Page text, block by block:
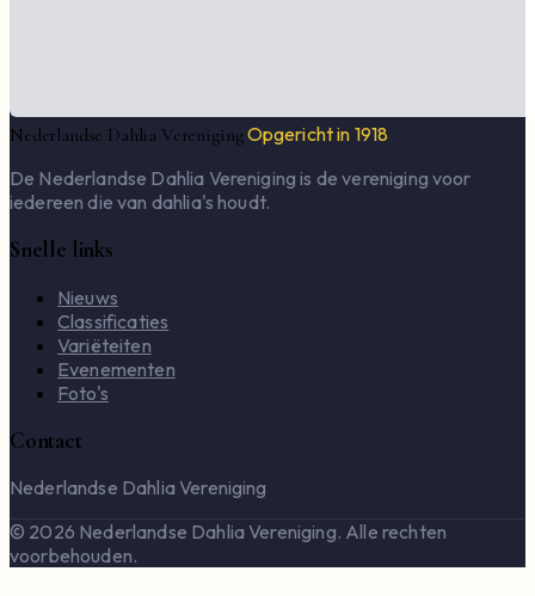
Nederlandse Dahlia VerenigingOpgericht in 1918
De Nederlandse Dahlia Vereniging is de vereniging voor
iedereen die van dahlia's houdt.
Snelle links
Nieuws
Classificaties
Variëteiten
Evenementen
Foto's
Contact
Nederlandse Dahlia Vereniging
© 2026 Nederlandse Dahlia Vereniging. Alle rechten
voorbehouden.